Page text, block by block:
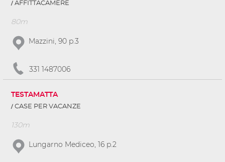
AFFITTACAMERE
80m
Mazzini, 90 p.3
331 1487006
TESTAMATTA
CASE PER VACANZE
130m
Lungarno Mediceo, 16 p.2